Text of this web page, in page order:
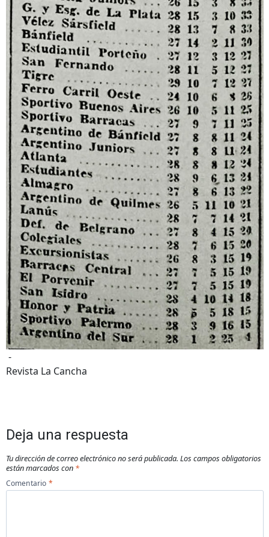
-
Revista La Cancha
Deja una respuesta
Tu dirección de correo electrónico no será publicada. Los campos obligatorios
están marcados con *
Comentario *